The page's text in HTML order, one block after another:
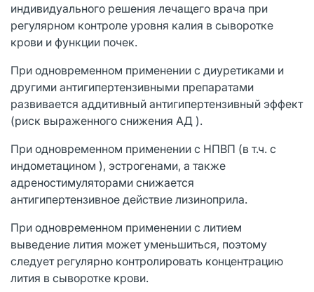
индивидуального решения лечащего врача при
регулярном контроле уровня калия в сыворотке
крови и функции почек.
При одновременном применении с диуретиками и
другими антигипертензивными препаратами
развивается аддитивный антигипертензивный эффект
(риск выраженного снижения АД ).
При одновременном применении с НПВП (в т.ч. с
индометацином ), эстрогенами, а также
адреностимуляторами снижается
антигипертензивное действие лизиноприла.
При одновременном применении с литием
выведение лития может уменьшиться, поэтому
следует регулярно контролировать концентрацию
лития в сыворотке крови.